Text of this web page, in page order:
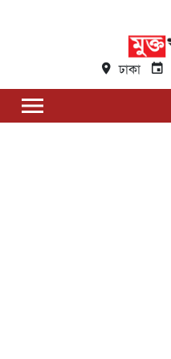
ঢাকা